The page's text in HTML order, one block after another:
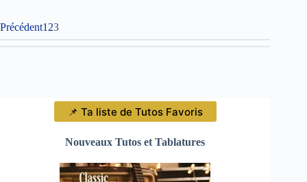
Navigation
Site
PrécédentPage
1Page
2Page
3
📌 Ta liste de Tutos Favoris
Nouveaux Tutos et Tablatures